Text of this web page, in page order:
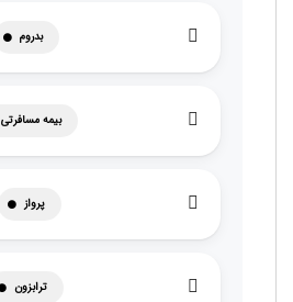
بدروم
بیمه مسافرتی
پرواز
ترابزون